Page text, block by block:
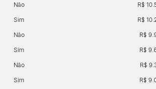
Não R$
Sim R$
Não R$
Sim R$
Não R$
Sim R$